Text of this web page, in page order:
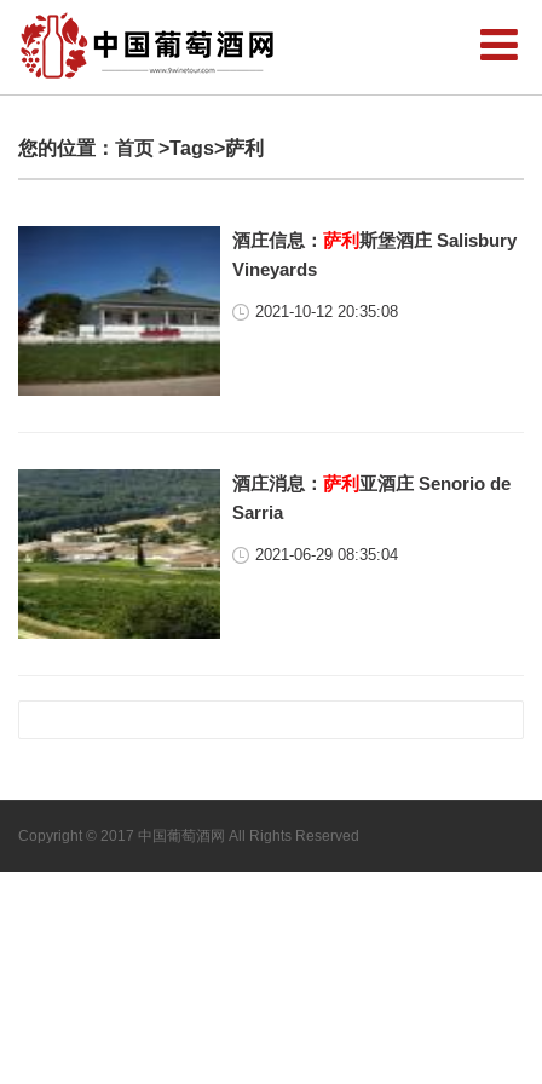
您的位置： 首页 >Tags>萨利
酒庄信息：萨利斯堡酒庄 Salisbury
Vineyards
2021-10-12 20:35:08
酒庄消息：萨利 亚酒庄 Senorio de
Sarria
2021-06-29 08:35:04
Copyright © 2017 中国葡萄酒网 All Rights Reserved